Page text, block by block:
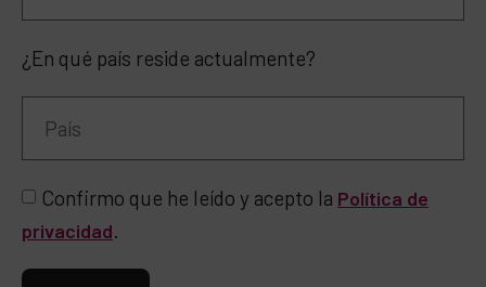
¿En qué país reside actualmente?
Confirmo que he leído y acepto la Política de
privacidad.